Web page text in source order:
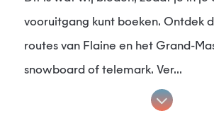
vooruitgang kunt boeken. Ontdek
routes van Flaine en het Grand-
snowboard of telemark. Ver...